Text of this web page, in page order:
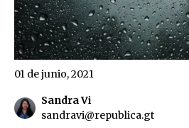
Sandra Vi
sandravi@republica.gt
01 de junio, 2021